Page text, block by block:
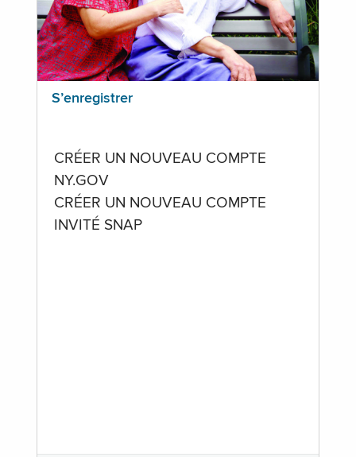
S’enregistrer
CRÉER UN NOUVEAU COMPTE
NY.GOV
CRÉER UN NOUVEAU COMPTE
INVITÉ SNAP